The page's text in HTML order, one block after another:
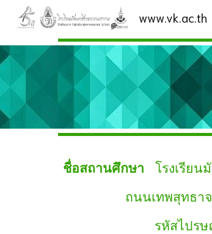
www.vk.ac.th
ชื่อสถานศึกษา
โรงเรีย
ถนนเทพสุทธาจารย์
รหัสไปรษณีย์